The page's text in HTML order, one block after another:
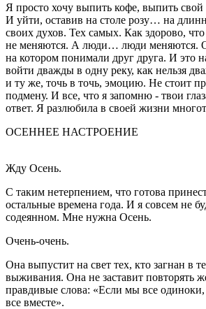
Я просто хочу выпить кофе, выпить свой
И уйти, оставив на столе розу… на
своих духов. Тех самых. Как здорово,
не меняются. А люди… люди меняются.
на котором понимали друг друга. И это
войти дважды в одну реку, как нельзя
и ту же, точь в точь, эмоцию. Не стоит
подмену. И все, что я запомню - твои
ответ. Я разлюбила в своей жизни
ОСЕННЕЕ НАСТРОЕНИЕ
Жду Осень.
С таким нетерпением, что готова
остальные времена года. И я совсем не
содеянном. Мне нужна Осень.
Очень-очень.
Она выпустит на свет тех, кто загнан в
выживания. Она не заставит повторять
правдивые слова: «Если мы все
все вместе».